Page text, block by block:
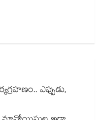
ఎప్పుడు,